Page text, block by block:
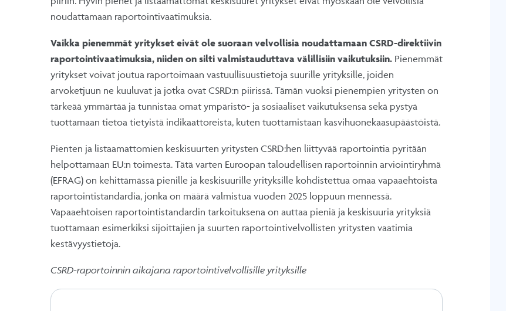
noudattamaan raportointivaatimuksia.
Vaikka pienemmät yritykset eivät ole suoraan velvollisia noudattamaan CSRD-direktiivin
raportointivaatimuksia, niiden on silti valmistauduttava välillisiin vaikutuksiin.Pienemmät
yritykset voivat joutua raportoimaan vastuullisuustietoja suurille yrityksille, joiden
arvoketjuun ne kuuluvat ja jotka ovat CSRD:n piirissä. Tämän vuoksi pienempien yritysten on
tärkeää ymmärtää ja tunnistaa omat ympäristö- ja sosiaaliset vaikutuksensa sekä pystyä
tuottamaan tietoa tietyistä indikaattoreista, kuten tuottamistaan kasvihuonekaasupäästöistä.
Pienten ja listaamattomien keskisuurten yritysten CSRD:hen liittyvää raportointia pyritään
helpottamaan EU:n toimesta. Tätä varten Euroopan taloudellisen raportoinnin arviointiryhmä
(EFRAG) on kehittämässä pienille ja keskisuurille yrityksille kohdistettua omaa vapaaehtoista
raportointistandardia, jonka on määrä valmistua vuoden 2025 loppuun mennessä.
Vapaaehtoisen raportointistandardin tarkoituksena on auttaa pieniä ja keskisuuria yrityksiä
tuottamaan esimerkiksi sijoittajien ja suurten raportointivelvollisten yritysten vaatimia
kestävyystietoja.
CSRD-raportoinnin aikajana raportointivelvollisille yrityksille